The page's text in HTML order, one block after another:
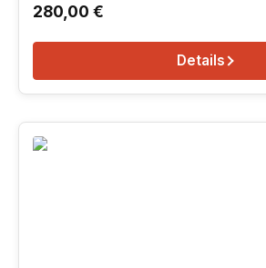
Regulärer Preis:
280,00 €
Details